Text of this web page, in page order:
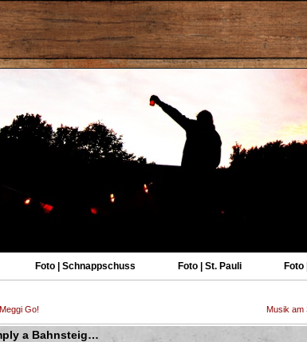
Foto | Schnappschuss Foto | St. Pauli
Go! Musik am
a Bahnsteig…